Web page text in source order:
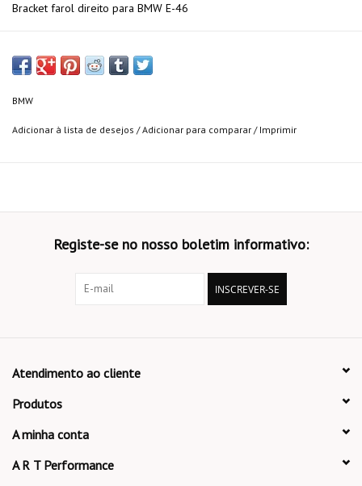
Bracket farol direito para BMW E-46
BMW
Adicionar à lista de desejos /Adicionar para comparar / Imprimir
Registe-se no nosso boletim informativo:
INSCREVER-SE
Atendimento ao cliente
Produtos
A minha conta
A R T Performance